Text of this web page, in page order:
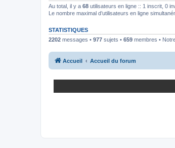
Au total, il y a 68 utilisateurs en ligne :: 1 inscrit, 0
Le nombre maximal d’utilisateurs en ligne
STATISTIQUES
2202 messages • 977 sujets • 659 membres •
Accueil Accueil du forum